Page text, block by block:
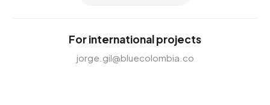
For international projects
jorge.gil@bluecolombia.co